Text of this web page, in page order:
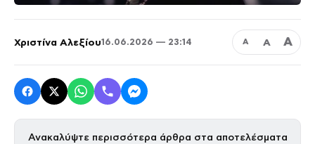
Χριστίνα Αλεξίου16.06.2026 — 23:14 Α Α Α
Ανακαλύψτε περισσότερα άρθρα στα αποτελέσματα